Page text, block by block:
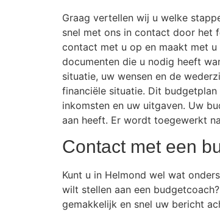
Graag vertellen wij u welke
snel met ons in contact door het
contact met u op en maakt met
documenten die u nodig heeft
situatie, uw wensen en de
financiële situatie. Dit
inkomsten en uw uitgaven. Uw
aan heeft. Er wordt toegewerkt
Contact met een
Kunt u in Helmond wel wat
wilt stellen aan een
gemakkelijk en snel uw bericht